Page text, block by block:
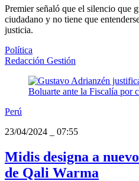
Premier señaló que el silencio que
ciudadano y no tiene que
justicia.
Política
Redacción Gestión
Perú
23/04/2024
07:55
Midis designa a
de Qali Warma